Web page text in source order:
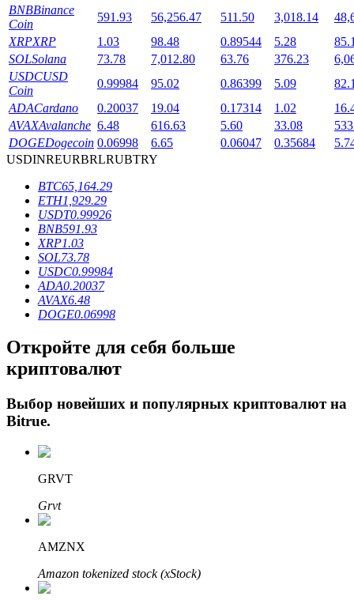
Блокировки BTR
Эксклюзивные инвестиции для владельцев BTR
Кредиты
Сервис заимствований, обеспеченных криптовалютой
BNBBinance
Coin
591.93 56,256.47 511.50 3,018.14
XRPXRP 1.03 98.48 0.89544 5.28
SOLSolana 73.78 7,012.80 63.76 376.23
USDCUSD
Coin
0.99984 95.02 0.86399 5.09
ADACardano 0.20037 19.04 0.17314 1.02
AVAXAvalanche 6.48 616.63 5.60 33.08
DOGEDogecoin 0.06998 6.65 0.06047 0.35684
USDINREURBRLRUBTRY
BTC65,164.29
ETH1,929.29
USDT0.99926
BNB591.93
XRP1.03
SOL73.78
USDC0.99984
ADA0.20037
AVAX6.48
DOGE0.06998
Откройте для себя больше
криптовалют
Выбор новейших и популярных криптовалют на
Bitrue.
GRVT
Grvt
AMZNX
Amazon tokenized stock (xStock)